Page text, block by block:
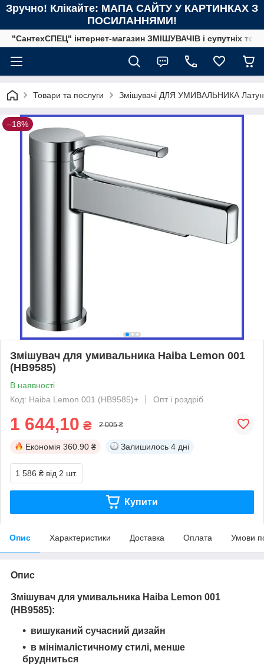
Зручно! Клікайте: МАПА САЙТУ У КАРТИНКАХ З
ПОСИЛАННЯМИ!
"СантехСПЕЦ" інтернет-магазин ЗМІШУВАЧІВ і супутніх
Товари та послуги Змішувачі ДЛЯ УМИВАЛЬНИКА
–18%
Змішувач для умивальника Haiba Lemon 001
(HB9585)
В наявності
Код: Haiba Lemon 001 (HB9585)+
Опт і роздріб
1 644,10 ₴ 2 005 ₴
Економія 360.90 ₴ Залишилось 4 дні
1 586 ₴ від 2 шт.
Купити
Опис Характеристики Доставка Оплата Умови
Опис
Змішувач для умивальника Haiba Lemon 001
(HB9585):
вишуканий сучасний дизайн
в мінімалістичному стилі, менше
брудниться